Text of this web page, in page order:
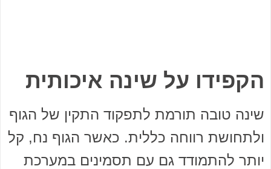
הקפידו על שינה איכותית
שינה טובה תורמת לתפקוד התקין של הגוף
ולתחושת רווחה כללית. כאשר הגוף נח, קל
יותר להתמודד גם עם תסמינים במערכת